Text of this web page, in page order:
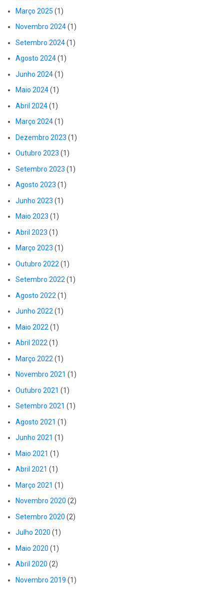
Março 2025 (1)
Novembro 2024(1)
Setembro 2024(1)
Agosto 2024(1)
Junho 2024(1)
Maio 2024(1)
Abril 2024(1)
Março 2024(1)
Dezembro 2023 (1)
Outubro 2023 (1)
Setembro 2023 (1)
Agosto 2023 (1)
Junho 2023 (1)
Maio 2023 (1)
Abril 2023 (1)
Março 2023 (1)
Outubro 2022 (1)
Setembro 2022(1)
Agosto 2022 (1)
Junho 2022(1)
Maio 2022 (1)
Abril 2022(1)
Março 2022 (1)
Novembro 2021 (1)
Outubro 2021 (1)
Setembro 2021 (1)
Agosto 2021 (1)
Junho 2021 (1)
Maio 2021 (1)
Abril 2021 (1)
Março 2021 (1)
Novembro 2020 (2)
Setembro 2020 (2)
Julho 2020 (1)
Maio 2020 (1)
Abril 2020 (2)
Novembro 2019 (1)